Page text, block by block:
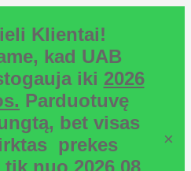
Klientai!
kad UAB
iki 2026
Parduotuvę
bet visas
prekes
tik nuo 2026 08
×